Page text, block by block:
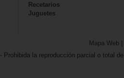
Recetarios
Juguetes
Mapa Web
- Prohibida la reproducción parcial o total